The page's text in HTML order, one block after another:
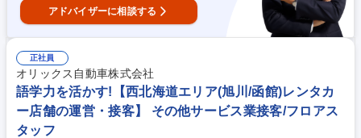
アドバイザーに相談する
正社員
オリックス自動車株式会社
語学力を活かす!【西北海道エリア(旭川/函館)レンタカ
ー店舗の運営・接客】 その他サービス業接客/フロアス
タッフ